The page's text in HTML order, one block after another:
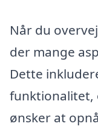
Når du
der mange
Dette
funktionalitet,
ønsker at